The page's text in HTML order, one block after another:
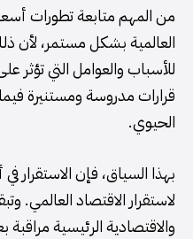
من المهم متابعة تطورات
العالمية بشكل مستمر،
للأسباب والعوامل التي تؤثر
قرارات مدروسة ومستنيرة
الحيوي.
بهذا السياق، فإن الاستقرار
لاستقرار الاقتصاد العالمي.
والاقتصادية الرئيسية